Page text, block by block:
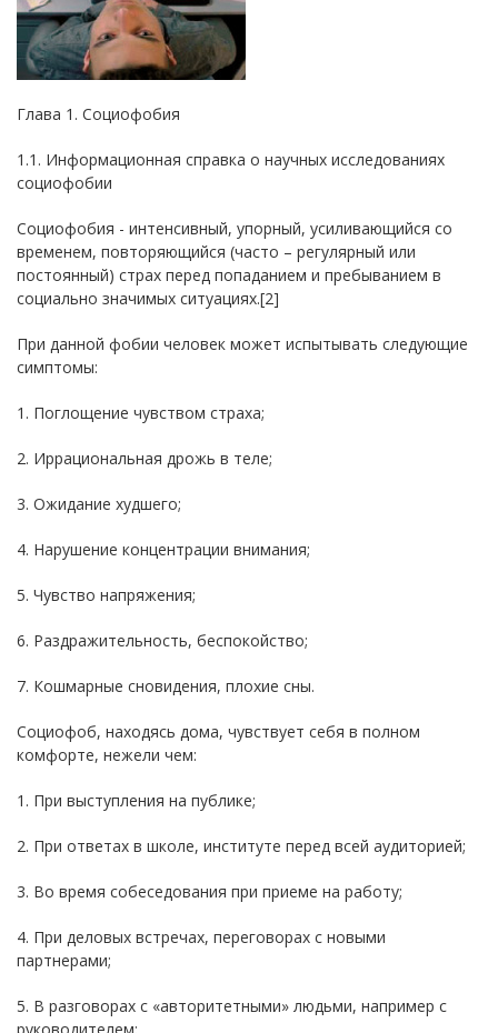
Глава 1. Социофобия
1.1. Информационная справка о научных исследованиях
социофобии
Социофобия - интенсивный, упорный, усиливающийся со
временем, повторяющийся (часто – регулярный или
постоянный) страх перед попаданием и пребыванием в
социально значимых ситуациях.[2]
При данной фобии человек может испытывать следующие
симптомы:
1. Поглощение чувством страха;
2. Иррациональная дрожь в теле;
3. Ожидание худшего;
4. Нарушение концентрации внимания;
5. Чувство напряжения;
6. Раздражительность, беспокойство;
7. Кошмарные сновидения, плохие сны.
Социофоб, находясь дома, чувствует себя в полном
комфорте, нежели чем:
1. При выступления на публике;
2. При ответах в школе, институте перед всей аудиторией;
3. Во время собеседования при приеме на работу;
4. При деловых встречах, переговорах с новыми
партнерами;
5. В разговорах с «авторитетными» людьми, например с